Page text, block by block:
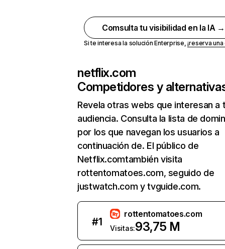
Comsulta tu visibilidad en la IA →
Si te interesa la solución Enterprise,¡reserva
netflix.com
Competidores y
Revela otras webs que interesan a
audiencia. Consulta la lista de
por los que navegan los usuarios a
continuación de. El público de
Netflix.comtambién visita
rottentomatoes.com, seguido de
justwatch.com y tvguide.com.
#1
rottentomatoes.com
Visitas:93,75 M